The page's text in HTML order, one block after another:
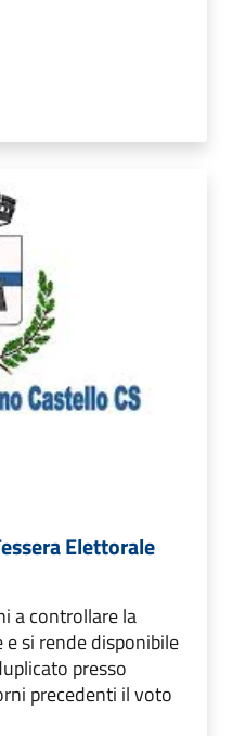
Elettorale
a controllare la
si rende disponibile
presso
precedenti il voto